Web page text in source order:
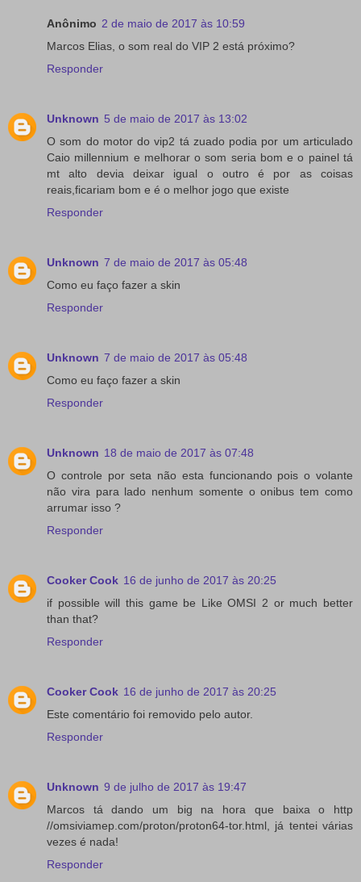
Anônimo 2 de maio de 2017 às 10:59
Marcos Elias, o som real do VIP 2 está próximo?
Responder
Unknown 5 de maio de 2017 às 13:02
O som do motor do vip2 tá zuado podia por um articulado
Caio millennium e melhorar o som seria bom e o painel tá
mt alto devia deixar igual o outro é por as coisas
reais,ficariam bom e é o melhor jogo que existe
Responder
Unknown 7 de maio de 2017 às 05:48
Como eu faço fazer a skin
Responder
Unknown 7 de maio de 2017 às 05:48
Como eu faço fazer a skin
Responder
Unknown 18 de maio de 2017 às 07:48
O controle por seta não esta funcionando pois o volante
não vira para lado nenhum somente o onibus tem como
arrumar isso ?
Responder
Cooker Cook 16 de junho de 2017 às 20:25
if possible will this game be Like OMSI 2 or much better
than that?
Responder
Cooker Cook 16 de junho de 2017 às 20:25
Este comentário foi removido pelo autor.
Responder
Unknown 9 de julho de 2017 às 19:47
Marcos tá dando um big na hora que baixa o http
//omsiviamep.com/proton/proton64-tor.html, já tentei várias
vezes é nada!
Responder